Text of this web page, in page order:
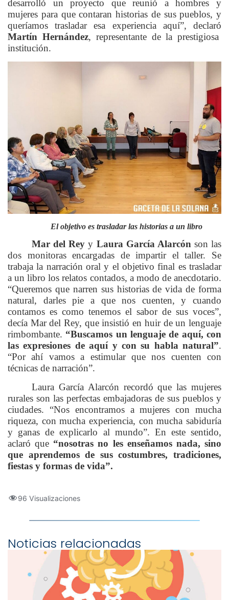
desarrolló un proyecto que reunió a hombres y
mujeres para que contaran historias de sus pueblos, y
queríamos trasladar esa experiencia aquí”, declaró
Martín Hernández, representante de la prestigiosa
institución.
El objetivo es trasladar las historias a un libro
Mar del Rey y Laura García Alarcón son las
dos monitoras encargadas de impartir el taller. Se
trabaja la narración oral y el objetivo final es trasladar
a un libro los relatos contados, a modo de anecdotario.
“Queremos que narren sus historias de vida de forma
natural, darles pie a que nos cuenten, y cuando
contamos es como tenemos el sabor de sus voces”,
decía Mar del Rey, que insistió en huir de un lenguaje
rimbombante. “Buscamos un lenguaje de aquí, con
las expresiones de aquí y con su habla natural”.
“Por ahí vamos a estimular que nos cuenten con
técnicas de narración”.
Laura García Alarcón recordó que las mujeres
rurales son las perfectas embajadoras de sus pueblos y
ciudades. “Nos encontramos a mujeres con mucha
riqueza, con mucha experiencia, con mucha sabiduría
y ganas de explicarlo al mundo”. En este sentido,
aclaró que “nosotras no les enseñamos nada, sino
que aprendemos de sus costumbres, tradiciones,
fiestas y formas de vida”.
96 Visualizaciones
Noticias relacionadas